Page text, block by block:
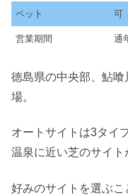
ペット 可
営業期間 通
徳島県の中央部、鮎
場。
オートサイトは3タイ
温泉に近い芝のサイト
好みのサイトを選ぶこ